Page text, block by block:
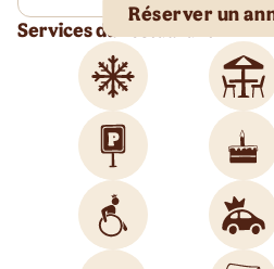
Réserver un
Services du restaurant